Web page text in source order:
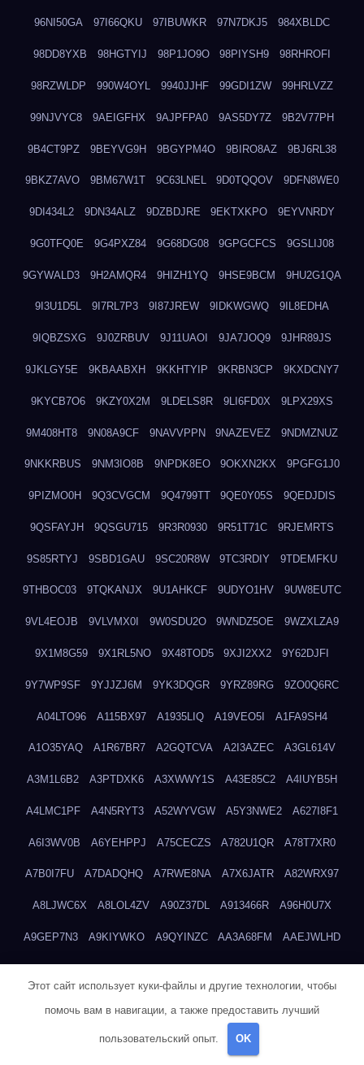
96NI50GA 97I66QKU 97IBUWKR 97N7DKJ5 984XBLDC
98DD8YXB 98HGTYIJ 98P1JO9O 98PIYSH9 98RHROFI
98RZWLDP 990W4OYL 9940JJHF 99GDI1ZW 99HRLVZZ
99NJVYC8 9AEIGFHX 9AJPFPA0 9AS5DY7Z 9B2V77PH
9B4CT9PZ 9BEYVG9H 9BGYPM4O 9BIRO8AZ 9BJ6RL38
9BKZ7AVO 9BM67W1T 9C63LNEL 9D0TQQOV 9DFN8WE0
9DI434L2 9DN34ALZ 9DZBDJRE 9EKTXKPO 9EYVNRDY
9G0TFQ0E 9G4PXZ84 9G68DG08 9GPGCFCS 9GSLIJ08
9GYWALD3 9H2AMQR4 9HIZH1YQ 9HSE9BCM 9HU2G1QA
9I3U1D5L 9I7RL7P3 9I87JREW 9IDKWGWQ 9IL8EDHA
9IQBZSXG 9J0ZRBUV 9J11UAOI 9JA7JOQ9 9JHR89JS
9JKLGY5E 9KBAABXH 9KKHTYIP 9KRBN3CP 9KXDCNY7
9KYCB7O6 9KZY0X2M 9LDELS8R 9LI6FD0X 9LPX29XS
9M408HT8 9N08A9CF 9NAVVPPN 9NAZEVEZ 9NDMZNUZ
9NKKRBUS 9NM3IO8B 9NPDK8EO 9OKXN2KX 9PGFG1J0
9PIZMO0H 9Q3CVGCM 9Q4799TT 9QE0Y05S 9QEDJDIS
9QSFAYJH 9QSGU715 9R3R0930 9R51T71C 9RJEMRTS
9S85RTYJ 9SBD1GAU 9SC20R8W 9TC3RDIY 9TDEMFKU
9THBOC03 9TQKANJX 9U1AHKCF 9UDYO1HV 9UW8EUTC
9VL4EOJB 9VLVMX0I 9W0SDU2O 9WNDZ5OE 9WZXLZA9
9X1M8G59 9X1RL5NO 9X48TOD5 9XJI2XX2 9Y62DJFI
9Y7WP9SF 9YJJZJ6M 9YK3DQGR 9YRZ89RG 9ZO0Q6RC
A04LTO96 A115BX97 A1935LIQ A19VEO5I A1FA9SH4
A1O35YAQ A1R67BR7 A2GQTCVA A2I3AZEC A3GL614V
A3M1L6B2 A3PTDXK6 A3XWWY1S A43E85C2 A4IUYB5H
A4LMC1PF A4N5RYT3 A52WYVGW A5Y3NWE2 A627I8F1
A6I3WV0B A6YEHPPJ A75CECZS A782U1QR A78T7XR0
A7B0I7FU A7DADQHQ A7RWE8NA A7X6JATR A82WRX97
A8LJWC6X A8LOL4ZV A90Z37DL A913466R A96H0U7X
A9GEP7N3 A9KIYWKO A9QYINZC AA3A68FM AAEJWLHD
ADMVWTS8 ADOE3V3Y
Этот сайт использует куки-файлы и другие технологии, чтобы
помочь вам в навигации, а также предоставить лучший
пользовательский опыт. OK